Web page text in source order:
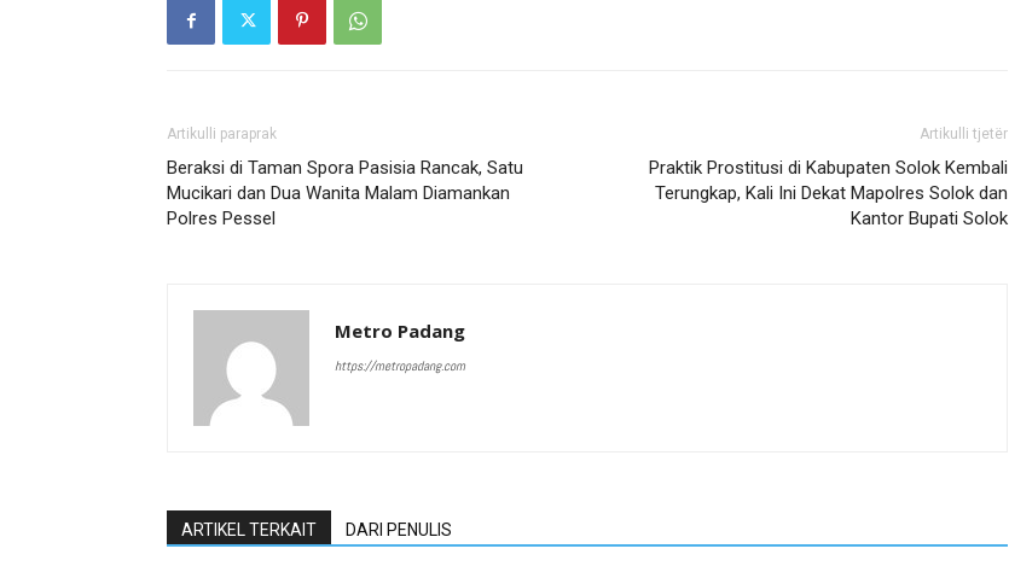
Artikulli paraprak
Beraksi di Taman Spora Pasisia Rancak, Satu
Mucikari dan Dua Wanita Malam Diamankan
Polres Pessel
Artikulli tjetër
Praktik Prostitusi di Kabupaten Solok Kembali
Terungkap, Kali Ini Dekat Mapolres Solok dan
Kantor Bupati Solok
Metro Padang
https://metropadang.com
ARTIKEL TERKAIT DARI PENULIS